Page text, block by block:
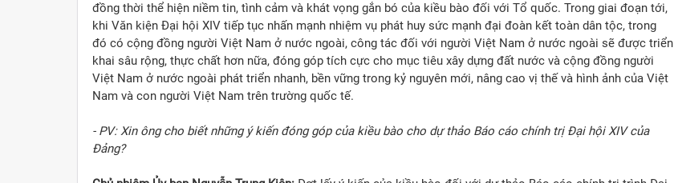
đồng thời thể hiện niềm tin, tình cảm và khát vọng gắn bó của kiều bào đối với Tổ quốc. Trong giai đoạn tới,
khi Văn kiện Đại hội XIV tiếp tục nhấn mạnh nhiệm vụ phát huy sức mạnh đại đoàn kết toàn dân tộc, trong
đó có cộng đồng người Việt Nam ở nước ngoài, công tác đối với người Việt Nam ở nước ngoài sẽ được triển
khai sâu rộng, thực chất hơn nữa, đóng góp tích cực cho mục tiêu xây dựng đất nước và cộng đồng người
Việt Nam ở nước ngoài phát triển nhanh, bền vững trong kỷ nguyên mới, nâng cao vị thế và hình ảnh của Việt
Nam và con người Việt Nam trên trường quốc tế.
- PV: Xin ông cho biết những ý kiến đóng góp của kiều bào cho dự thảo Báo cáo chính trị Đại hội XIV của
Đảng?